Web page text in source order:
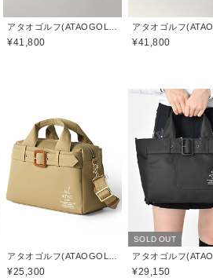
¥41,800 ¥41,800
¥25,300
SOLD OUT
¥29,150